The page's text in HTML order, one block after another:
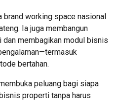
brand working space nasional
Ia juga membangun
membagikan modul bisnis
bertahan.
peluang bagi siapa
properti tanpa harus